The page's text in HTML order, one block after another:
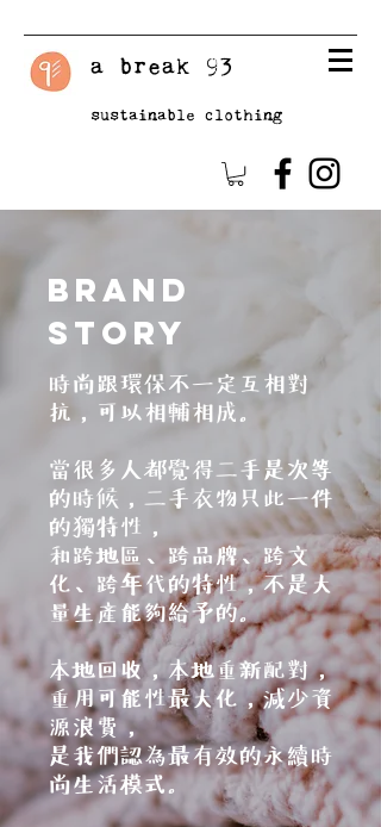
a break 93
sustainable clothing
Brand
Story
時尚跟環保不一定互相對
抗，可以相輔相成。
當很多人都覺得二手是次等
的時候，二手衣物只此一件
的獨特性，
和跨地區、跨品牌、跨文
化、跨年代的特性，不是大
量生產能夠給予的。
本地回收，本地重新配對，
重用可能性最大化，減少資
源浪費，
是我們認為最有效的永續時
尚生活模式。